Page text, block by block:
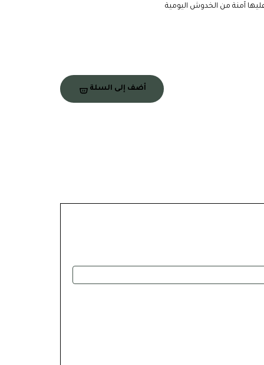
آمنة من الخدوش اليومية
أضف إلى السلة